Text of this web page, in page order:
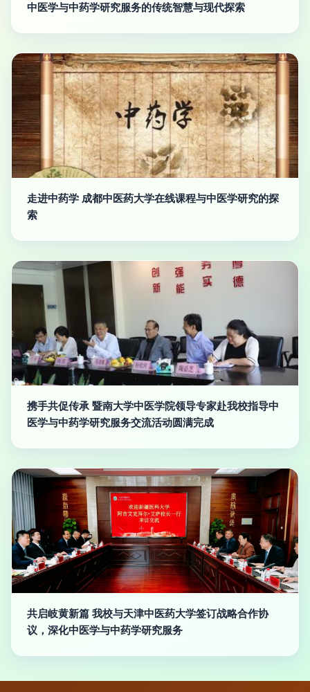
中医学与中药学研究服务的传统智慧与现代探索
走进中药学 成都中医药大学在线课程与中医学研究的探
索
携手共促传承 暨南大学中医学院领导专家赴我校指导中
医学与中药学研究服务交流活动圆满完成
共启岐黄新篇 我校与天津中医药大学签订战略合作协
议，深化中医学与中药学研究服务